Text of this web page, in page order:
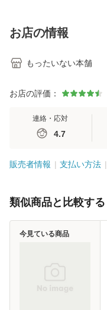
恵 藤本幸三 / 南江
堂 [単行
お店の情報
もったいない本舗
お店の評価：
連絡・応対
4.7
販売者情報 支払い方法
類似商品と比較する
今見ている商品